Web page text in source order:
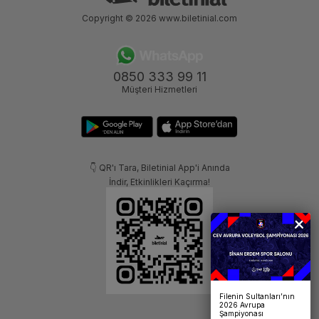
0850 333 99 11
Müşteri Hizmetleri
👇 QR'ı Tara, Biletinial App'i Anında
İndir, Etkinlikleri Kaçırma!
Copyright © 2026 www.biletinial.com
Filenin Sultanları’nın
2026 Avrupa
Şampiyonası